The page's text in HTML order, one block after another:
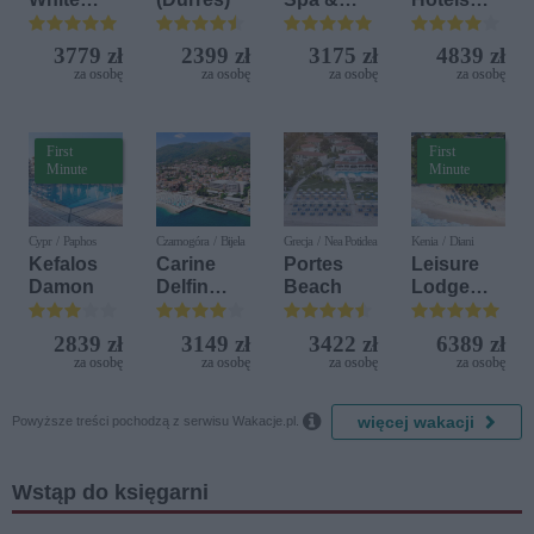
Sensation
3779 zł
za osobę
2399 zł
za osobę
Aquapark
3175 zł
za osobę
Terrasini
(ex. Citta
del Mare)
4839 zł
za osobę
First
Minute
Cypr / Paphos
Kefalos
Damon
2839 zł
za osobę
Czarnogóra / Bijela
Carine
Delfin
Bijela (ex.
Iberostar
Bijela
3149 zł
za osobę
Grecja / Nea Potidea
Portes
Beach
3422 zł
za osobę
First
Minute
Kenia / Diani
Leisure
Lodge
Beach &
Golf
Resort by
Diamonds
6389 zł
za osobę
Powyższe treści pochodzą z serwisu Wakacje.pl.  więcej wakacji
Wstąp do księgarni